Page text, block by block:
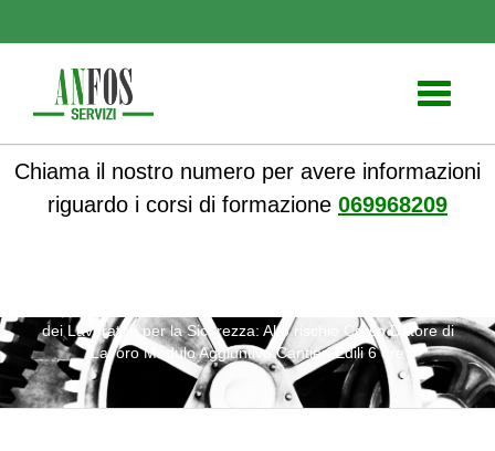
Toggle
Chiama il nostro numero per avere informazioni
riguardo i corsi di formazione 069968209
dei Lavoratori per la Sicurezza: Alto rischio Corso Datore di
Lavoro Modulo Aggiuntivo Cantieri Edili 6 ore